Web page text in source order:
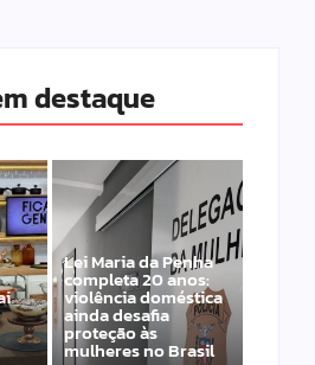
destaque
Lei Maria da Penha
completa 20 anos:
violência doméstica
ainda desafia
proteção às
mulheres no Brasil